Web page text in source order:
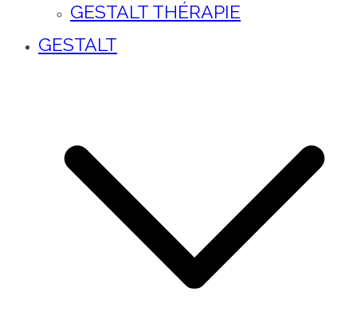
GESTALT THÉRAPIE
GESTALT